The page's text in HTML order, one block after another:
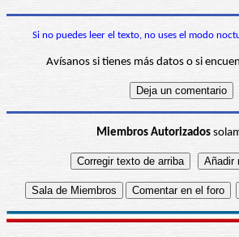
Si no puedes leer el texto, no uses el modo
Avísanos si tienes más datos o si
Miembros Autorizados